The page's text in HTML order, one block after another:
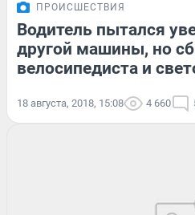
ПРОИСШЕСТВИЯ
Водитель пытался
другой машины, но
велосипедиста и
18 августа, 2018, 15:08 4 660